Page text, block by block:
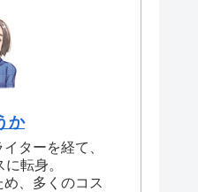
か
ターを経て、
転身。
、多くのコス